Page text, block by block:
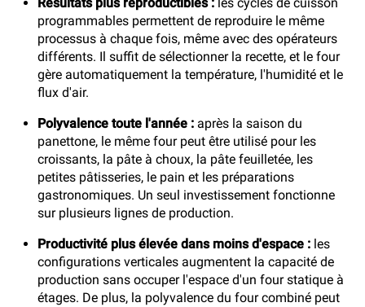
programmables permettent de reproduire le même
processus à chaque fois, même avec des opérateurs
différents. Il suffit de sélectionner la recette, et le four
gère automatiquement la température, l'humidité et le
flux d'air.
Polyvalence toute l'année : après la saison du
panettone, le même four peut être utilisé pour les
croissants, la pâte à choux, la pâte feuilletée, les
petites pâtisseries, le pain et les préparations
gastronomiques. Un seul investissement fonctionne
sur plusieurs lignes de production.
Productivité plus élevée dans moins d'espace : les
configurations verticales augmentent la capacité de
production sans occuper l'espace d'un four statique à
étages. De plus, la polyvalence du four combiné peut